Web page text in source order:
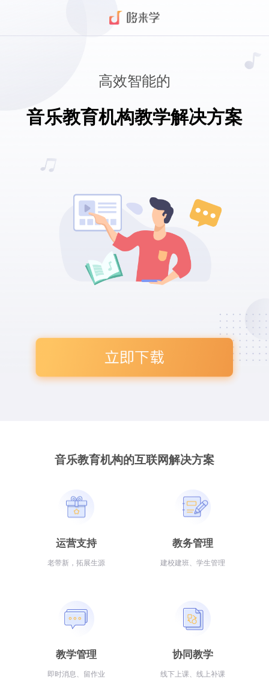
高效智能的
音乐教育机构教学解决方案
音乐教育机构的互联网解决方案
运营支持
老带新，拓展生源
教务管理
建校建班、学生管理
教学管理
即时消息、留作业
协同教学
线下上课、线上补课